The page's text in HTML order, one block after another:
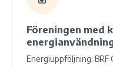
Föreningen med
Energiuppföljning: BRF